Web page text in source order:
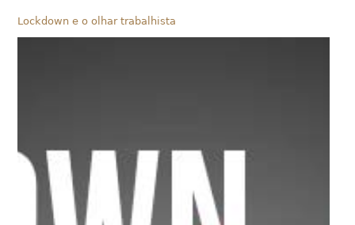
Lockdown e o olhar trabalhista